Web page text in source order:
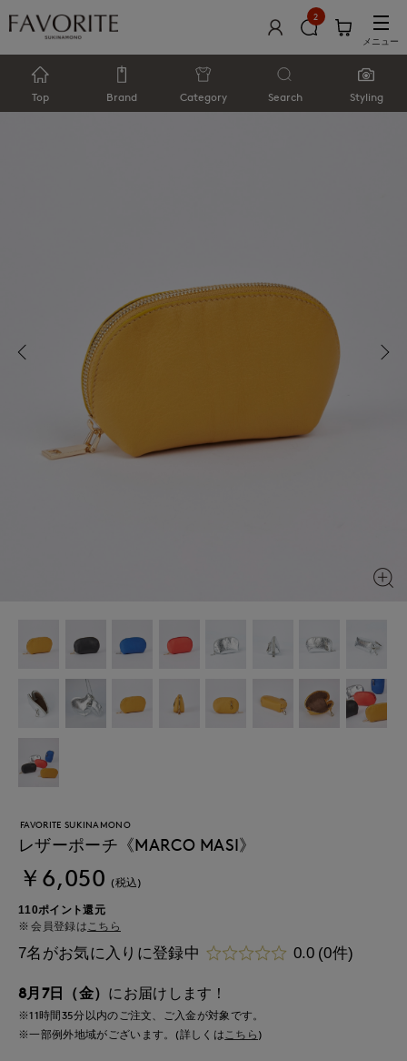
2
メニュー
Top Brand Category Search Styling
FAVORITE SUKINAMONO
レザーポーチ《MARCO MASI》
￥6,050 (税込)
110ポイント還元
会員登録はこちら
7名がお気に入りに登録中 0.0 (0件)
8月7日（金） にお届けします！
※11時間35分以内のご注文、ご入金が対象です。
※一部例外地域がございます。(詳しくは こちら )